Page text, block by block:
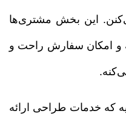
این بخش مشتری‌ها
و امکان سفارش راحت و
که خدمات طراحی ارائه